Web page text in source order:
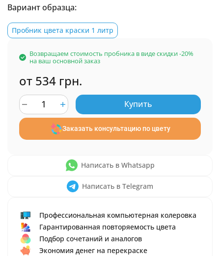
Вариант образца:
Пробник цвета краски 1 литр
Возвращаем стоимость пробника в виде скидки -20%
на ваш основной заказ
от 534 грн.
Купить
Заказать консультацию по цвету
Написать в Whatsapp
Написать в Telegram
Профессиональная компьютерная колеровка
Гарантированная повторяемость цвета
Подбор сочетаний и аналогов
Экономия денег на перекраске